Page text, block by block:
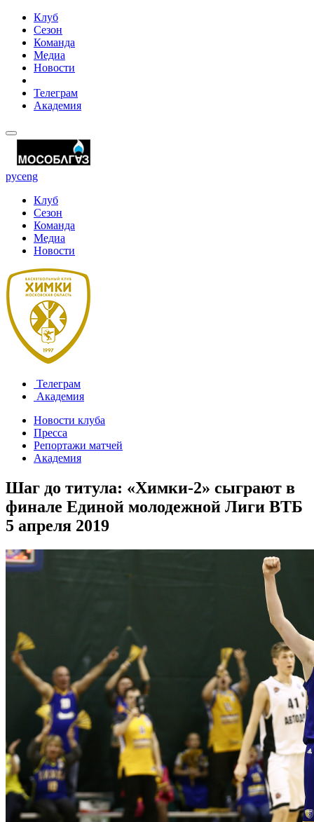
Клуб
Сезон
Команда
Медиа
Новости
Телеграм
Академия
русeng
Клуб
Сезон
Команда
Медиа
Новости
Телеграм
Академия
Новости клуба
Пресса
Репортажи матчей
Академия
Шаг до титула: «Химки-2» сыграют в
финале Единой молодежной Лиги ВТБ
5 апреля 2019